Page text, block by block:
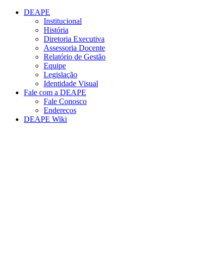
Conteúdo principal
DEAPE
Institucional
História
Diretoria Executiva
Assessoria Docente
Relatório de Gestão
Equipe
Legislação
Identidade Visual
Fale com a DEAPE
Fale Conosco
Endereços
DEAPE Wiki